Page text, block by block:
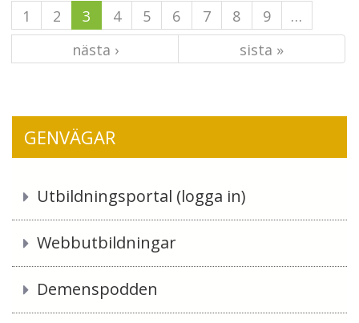
1
2 3 4 5 6 7 8 9
…
nästa ›
sista »
GENVÄGAR
Utbildningsportal (logga in)
Webbutbildningar
Demenspodden